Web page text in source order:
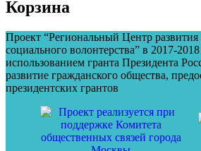
Корзина
Проект “Региональный Центр
социального волонтерства” в 2017-2018
использованием гранта Президента
развитие гражданского общества,
президентских грантов